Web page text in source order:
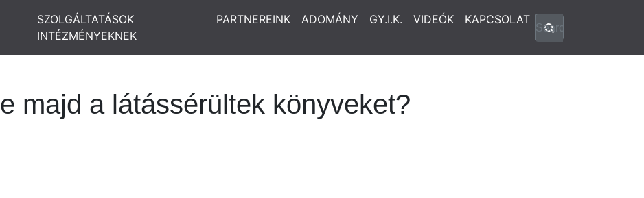
SZOLGÁLTATÁSOK
INTÉZMÉNYEKNEK
PARTNEREINK ADOMÁNY GY.I.K. VIDEÓK KAPCSOLAT
majd a látássérültek könyveket?